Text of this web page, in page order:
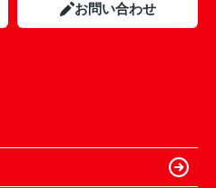
お問い合わせ